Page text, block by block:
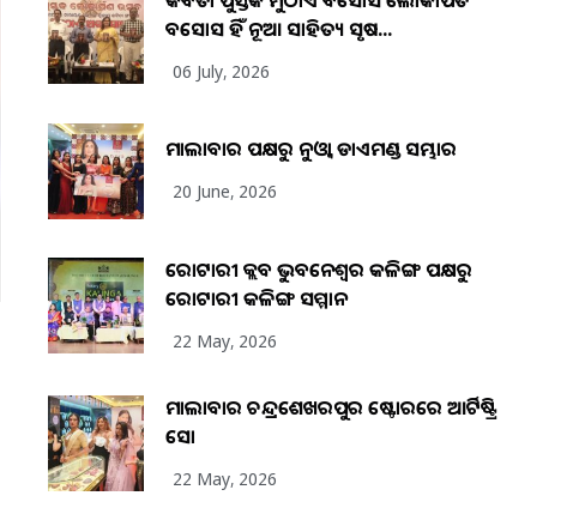
ଅବସୋସ ହିଁ ନୂଆ ସାହିତ୍ୟ ସୃଷ...
06 July, 2026
ମାଲାବାର ପକ୍ଷରୁ ନୁଓ୍ବା ଡାଏମଣ୍ଡ ସମ୍ଭାର
20 June, 2026
ରୋଟାରୀ କ୍ଲବ ଭୁବନେଶ୍ୱର କଳିଙ୍ଗ ପକ୍ଷରୁ
ରୋଟାରୀ କଳିଙ୍ଗ ସମ୍ମାନ
22 May, 2026
ମାଲାବାର ଚନ୍ଦ୍ରଶେଖରପୁର ଷ୍ଟୋରରେ ଆର୍ଟିଷ୍ଟ୍ରି
ସୋ
22 May, 2026